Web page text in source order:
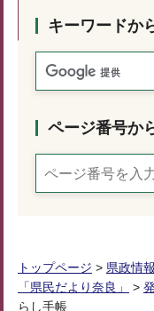
キーワードか
ページ番号か
トップページ > 県政情報
「県民だより奈良」
>
らし手帳